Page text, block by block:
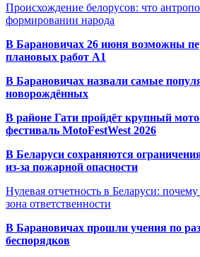
Происхождение белорусов: что
формировании народа
В Барановичах 26 июня возможны
плановых работ A1
В Барановичах назвали самые
новорождённых
В районе Гати пройдёт крупный
фестиваль MotoFestWest 2026
В Беларуси сохраняются
из-за пожарной опасности
Нулевая отчетность в Беларуси:
зона ответственности
В Барановичах прошли учения по
беспорядков